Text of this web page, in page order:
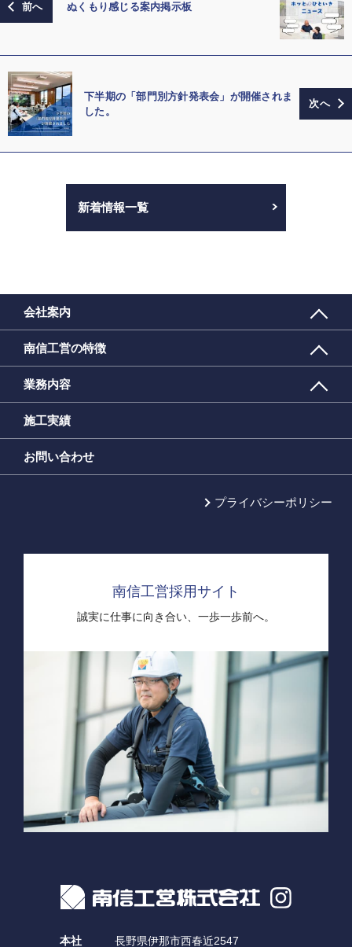
ぬくもり感じる案内掲示板
下半期の「部門別方針発表会」が開催されま
した。
新着情報一覧
会社案内
南信工営の特徴
業務内容
施工実績
お問い合わせ
プライバシーポリシー
南信工営採用サイト
誠実に仕事に向き合い、 一歩一歩前へ。
本社 長野県伊那市西春近2547